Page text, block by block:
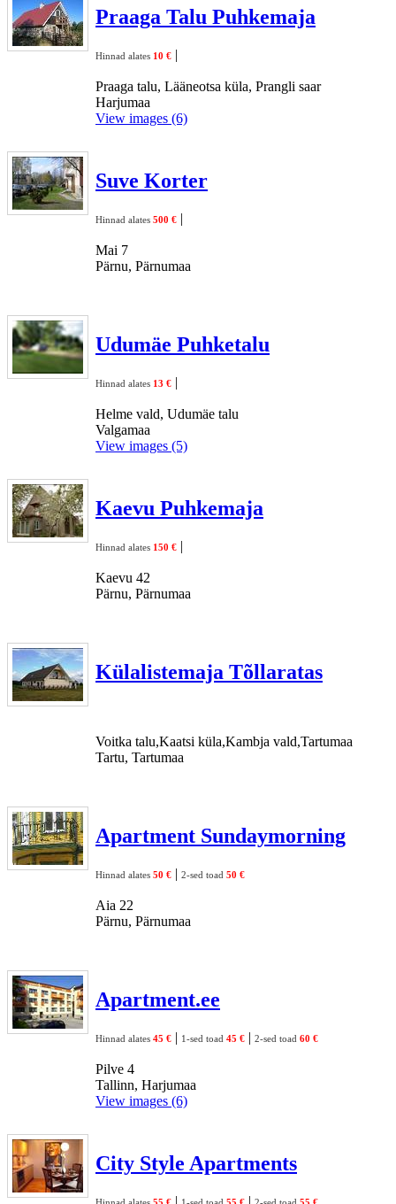
Praaga Talu Puhkemaja
Hinnad alates 10 € |
Praaga talu, Lääneotsa küla, Prangli saar
Harjumaa
View images (6)
Suve Korter
Hinnad alates 500 € |
Mai 7
Pärnu, Pärnumaa
Udumäe Puhketalu
Hinnad alates 13 € |
Helme vald, Udumäe talu
Valgamaa
View images (5)
Kaevu Puhkemaja
Hinnad alates 150 € |
Kaevu 42
Pärnu, Pärnumaa
Külalistemaja Tõllaratas
Voitka talu,Kaatsi küla,Kambja vald,Tartumaa
Tartu, Tartumaa
Apartment Sundaymorning
Hinnad alates 50 € | 2-sed toad 50 €
Aia 22
Pärnu, Pärnumaa
Apartment.ee
Hinnad alates 45 € | 1-sed toad 45 € | 2-sed toad 60 €
Pilve 4
Tallinn, Harjumaa
View images (6)
City Style Apartments
Hinnad alates 55 € | 1-sed toad 55 € | 2-sed toad 55 €